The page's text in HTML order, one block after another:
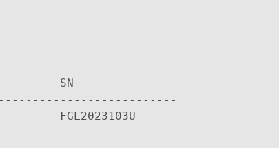
SN
FGL2023103U